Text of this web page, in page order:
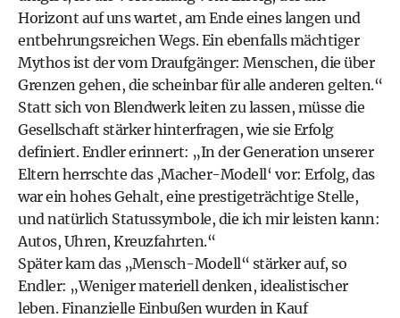
Horizont auf uns wartet, am Ende eines langen und
entbehrungsreichen Wegs. Ein ebenfalls mächtiger
Mythos ist der vom Draufgänger: Menschen, die über
Grenzen gehen, die scheinbar für alle anderen gelten.“
Statt sich von Blendwerk leiten zu lassen, müsse die
Gesellschaft stärker hinterfragen, wie sie Erfolg
definiert. Endler erinnert: „In der Generation unserer
Eltern herrschte das ‚Macher-Modell‘ vor: Erfolg, das
war ein hohes Gehalt, eine prestigeträchtige Stelle,
und natürlich Statussymbole, die ich mir leisten kann:
Autos, Uhren, Kreuzfahrten.“
Später kam das „Mensch-Modell“ stärker auf, so
Endler: „Weniger materiell denken, idealistischer
leben. Finanzielle Einbußen wurden in Kauf